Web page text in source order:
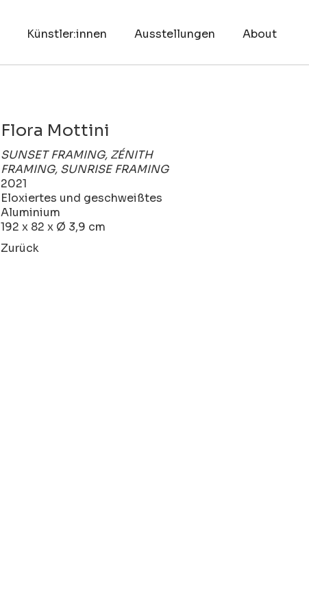
Künstler:innen Ausstellungen About
Flora Mottini
SUNSET FRAMING, ZÉNITH
FRAMING, SUNRISE FRAMING
2021
Eloxiertes und geschweißtes
Aluminium
192 x 82 x Ø 3,9 cm
Zurück